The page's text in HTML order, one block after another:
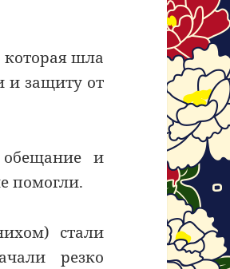
которая шла
и защиту от
обещание и
помогли.
стали
резко